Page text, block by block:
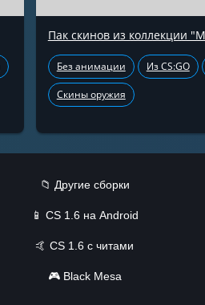
Пак скинов из коллекции
Без анимации Из CS:GO
Скины оружия
📁 Другие сборки
📱 CS 1.6 на Android
🤙CS 1.6 с читами
🎮 Black Mesa